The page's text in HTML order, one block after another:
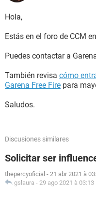
Hola,
Estás en el foro de CCM
Puedes contactar a
También revisa cómo
Garena Free Fire para
Saludos.
Discusiones similares
Solicitar ser
thepercyoficial - 21 abr 2021 à
gslaura - 29 ago 2021 à 03:13